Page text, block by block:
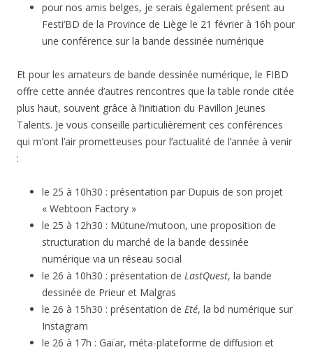
pour nos amis belges, je serais également présent au
Festi’BD de la Province de Liège le 21 février à 16h pour
une conférence sur la bande dessinée numérique
Et pour les amateurs de bande dessinée numérique, le FIBD
offre cette année d’autres rencontres que la table ronde citée
plus haut, souvent grâce à l’initiation du Pavillon Jeunes
Talents. Je vous conseille particulièrement ces conférences
qui m’ont l’air prometteuses pour l’actualité de l’année à venir
:
le 25 à 10h30 : présentation par Dupuis de son projet
« Webtoon Factory »
le 25 à 12h30 : Mütune/mutoon, une proposition de
structuration du marché de la bande dessinée
numérique via un réseau social
le 26 à 10h30 : présentation de LastQuest, la bande
dessinée de Prieur et Malgras
le 26 à 15h30 : présentation de Eté, la bd numérique sur
Instagram
le 26 à 17h : Gaïar, méta-plateforme de diffusion et